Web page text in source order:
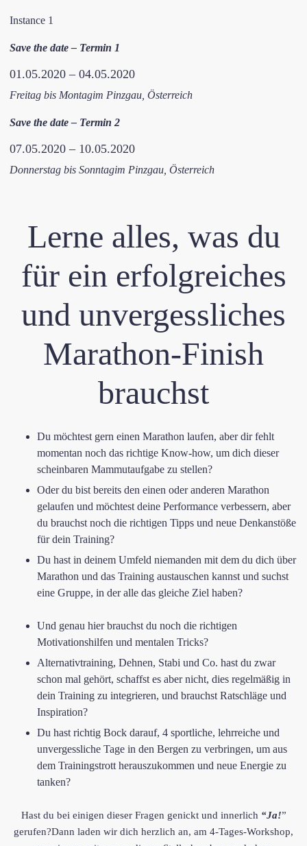
Instance 1
Save the date – Termin 1
01.05.2020 – 04.05.2020
Freitag bis Montagim Pinzgau, Österreich
Save the date – Termin 2
07.05.2020 – 10.05.2020
Donnerstag bis Sonntagim Pinzgau, Österreich
Lerne alles, was du
für ein erfolgreiches
und unvergessliches
Marathon-Finish
brauchst
​Du möchtest gern einen Marathon laufen, aber dir fehlt
momentan noch das richtige Know-how, um dich dieser
scheinbaren Mammutaufgabe zu stellen?
​Oder du bist bereits den einen oder anderen Marathon
gelaufen und möchtest deine Performance verbessern, aber
du brauchst noch die richtigen Tipps und neue Denkanstöße
für dein Training?
​Du hast in deinem Umfeld niemanden mit dem du dich über
Marathon und das Training austauschen kannst und suchst
eine Gruppe, in der alle das gleiche Ziel haben?
​​Und genau hier brauchst du noch die richtigen
Motivationshilfen und mentalen Tricks?
​Alternativtraining, Dehnen, Stabi und Co. hast du zwar
schon mal gehört, schaffst es aber nicht, dies regelmäßig in
dein Training zu integrieren, und brauchst Ratschläge und
Inspiration?
​Du hast richtig Bock darauf, ​4 sportliche, lehrreiche und
unvergessliche Tage in den Bergen zu verbringen, um aus
dem Trainingstrott herauszukommen und neue Energie zu
tanken?
Hast du bei einigen dieser Fragen genickt und innerlich “Ja!”
gerufen?Dann laden wir dich herzlich an, am 4-Tages-Workshop,